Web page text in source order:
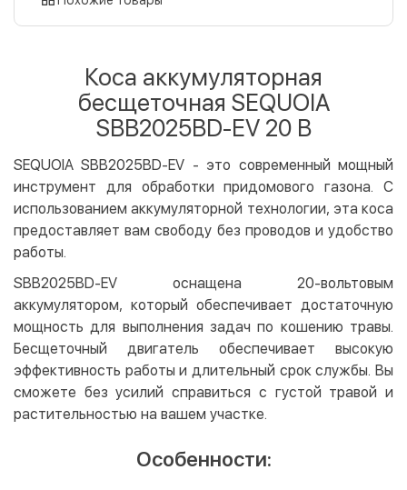
Apple Pay
Google Pay
Безналичный расчет
Оплата на карту юр.лица
Оплата на счет юр.лица
Бесплатно
Кредит
Мгновенная рассрочка (Приватбанк)
Оплата частями (Приватбанк)
Покупка частями (Монобанк)
Коса аккумуляторная
бесщеточная SEQUOIA
SBB2025BD-EV 20 В
SEQUOIA SBB2025BD-EV - это современный мощный
инструмент для обработки придомового газона. С
использованием аккумуляторной технологии, эта коса
предоставляет вам свободу без проводов и удобство
работы.
SBB2025BD-EV оснащена 20-вольтовым
аккумулятором, который обеспечивает достаточную
мощность для выполнения задач по кошению травы.
Бесщеточный двигатель обеспечивает высокую
эффективность работы и длительный срок службы. Вы
сможете без усилий справиться с густой травой и
растительностью на вашем участке.
Особенности: